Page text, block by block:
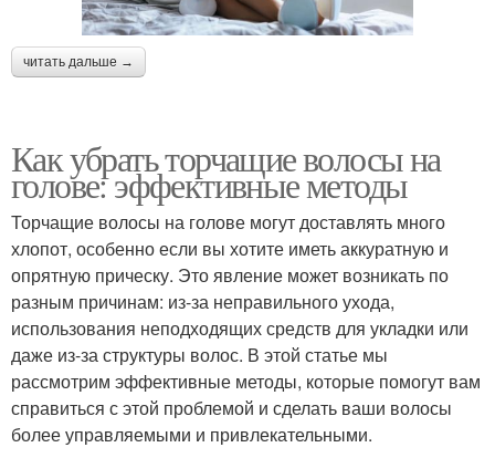
читать дальше →
Как убрать торчащие волосы на
голове: эффективные методы
Торчащие волосы на голове могут доставлять много
хлопот, особенно если вы хотите иметь аккуратную и
опрятную прическу. Это явление может возникать по
разным причинам: из-за неправильного ухода,
использования неподходящих средств для укладки или
даже из-за структуры волос. В этой статье мы
рассмотрим эффективные методы, которые помогут вам
справиться с этой проблемой и сделать ваши волосы
более управляемыми и привлекательными.